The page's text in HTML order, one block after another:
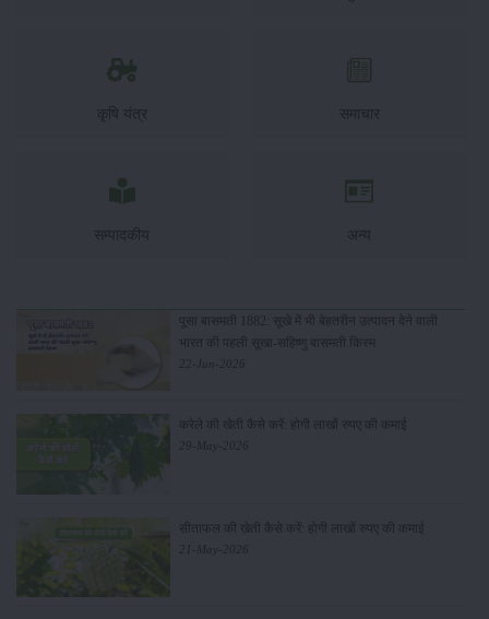
कृषि यंत्र समाचार
सम्पादकीय अन्य
पूसा बासमती 1882: सूखे में भी बेहतरीन उत्पादन देने वाली
भारत की पहली सूखा-सहिष्णु बासमती किस्म
22-Jun-2026
करेले की खेती कैसे करें: होगी लाखों रुपए की कमाई
29-May-2026
सीताफल की खेती कैसे करें: होगी लाखों रुपए की कमाई
21-May-2026